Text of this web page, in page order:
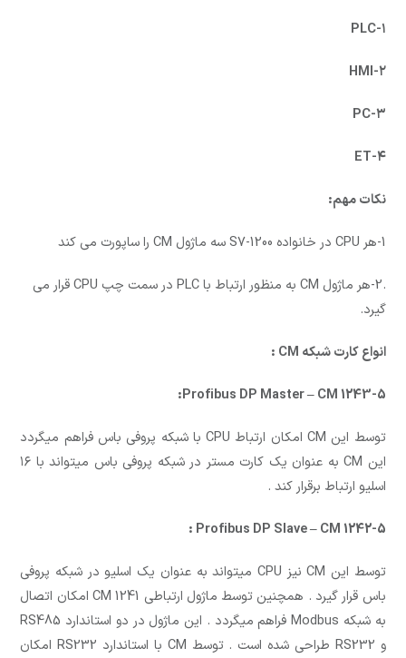
۱-PLC
۲-HMI
۳-PC
۴-ET
نکات مهم:
1-هر CPU در خانواده S7-1200 سه ماژول CM را ساپورت می کند
.2-هر ماژول CM به منظور ارتباط با PLC در سمت چپ CPU قرار می
گیرد.
انواع کارت شبکه CM :
Profibus DP Master – CM 1243-5:
توسط این CM امکان ارتباط CPU با شبکه پروفی باس فراهم میگردد
این CM به عنوان یک کارت مستر در شبکه پروفی باس میتواند با ۱۶
اسلیو ارتباط برقرار کند .
Profibus DP Slave – CM 1242-5 :
توسط این CM نیز CPU میتواند به عنوان یک اسلیو در شبکه پروفی
باس قرار گیرد . همچنین توسط ماژول ارتباطی CM 1241 امکان اتصال
به شبکه Modbus فراهم میگردد . این ماژول در دو استاندارد RS485
و RS232 طراحی شده است . توسط CM با استاندارد RS232 امکان